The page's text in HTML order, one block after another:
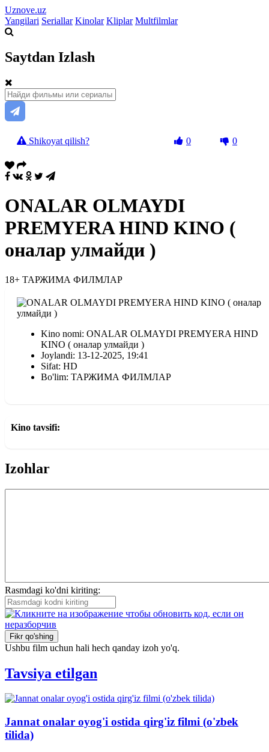
Uznove.uz
Yangilari Seriallar Kinolar Kliplar Multfilmlar
Saytdan Izlash
Shikoyat qilish? 0 0
ONALAR OLMAYDI
PREMYERA HIND KINO (
оналар улмайди )
18+ ТАРЖИМА ФИЛМЛАР
Kino nomi: ONALAR OLMAYDI PREMYERA HIND
KINO ( оналар улмайди )
Joylandi: 13-12-2025, 19:41
Sifat: HD
Bo'lim: ТАРЖИМА ФИЛМЛАР
Kino tavsifi:
Izohlar
Rasmdagi ko'dni kiriting:
Fikr qo'shing
Ushbu film uchun hali hech qanday izoh yo'q.
Tavsiya etilgan
Jannat onalar oyog'i ostida qirg'iz filmi (o'zbek
tilida)